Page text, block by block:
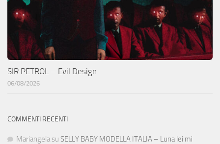
SIR PETROL – Evil Design
06/08/2026
COMMENTI RECENTI
Mariangela su SELLY BABY MODELLA ITALIA – Luna lei mi